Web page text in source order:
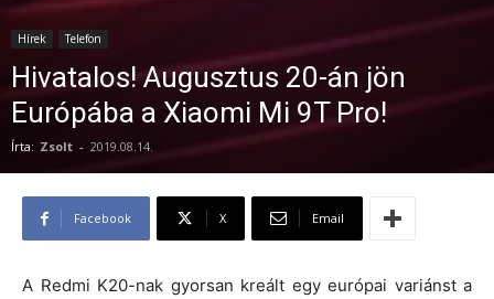
Hírek Telefon
Hivatalos! Augusztus 20-án jön
Európába a Xiaomi Mi 9T Pro!
Írta: Zsolt - 2019.08.14.
Facebook X Email
A Redmi K20-nak gyorsan kreált egy európai variánst a